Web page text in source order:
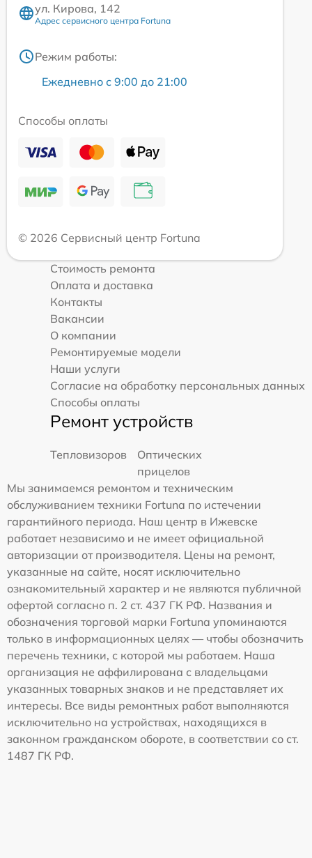
ул. Кирова, 142
Адрес сервисного центра Fortuna
Режим работы:
Ежедневно с 9:00 до 21:00
Способы оплаты
© 2026 Сервисный центр Fortuna
Стоимость ремонта
Оплата и доставка
Контакты
Вакансии
О компании
Ремонтируемые модели
Наши услуги
Согласие на обработку персональных данных
Способы оплаты
Ремонт устройств
Тепловизоров
Оптических
прицелов
Мы занимаемся ремонтом и техническим
обслуживанием техники Fortuna по истечении
гарантийного периода. Наш центр в Ижевске
работает независимо и не имеет официальной
авторизации от производителя. Цены на ремонт,
указанные на сайте, носят исключительно
ознакомительный характер и не являются публичной
офертой согласно п. 2 ст. 437 ГК РФ. Названия и
обозначения торговой марки Fortuna упоминаются
только в информационных целях — чтобы обозначить
перечень техники, с которой мы работаем. Наша
организация не аффилирована с владельцами
указанных товарных знаков и не представляет их
интересы. Все виды ремонтных работ выполняются
исключительно на устройствах, находящихся в
законном гражданском обороте, в соответствии со ст.
1487 ГК РФ.